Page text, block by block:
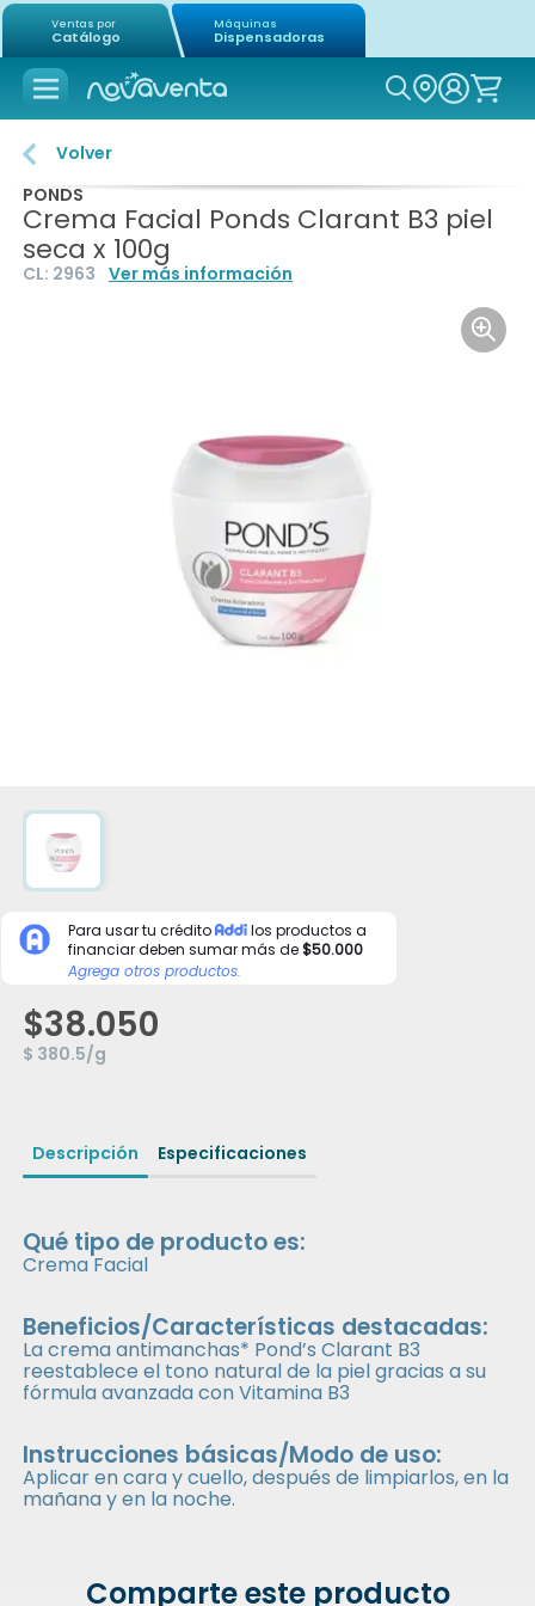
Ventas por
Catálogo
Máquinas
Dispensadoras
Icon of
Volver
PONDS
Crema Facial Ponds Clarant B3 piel
seca x 100g
CL: 2963 Ver más información
Icon
Para usar tu crédito
los productos a
financiar deben sumar más de$50.000
Agrega otros productos.
$38.050
$ 380.5/g
Descripción Especificaciones
Qué tipo de producto es:
Crema Facial
Beneficios/Características destacadas:
La crema antimanchas* Pond’s Clarant B3
reestablece el tono natural de la piel gracias a su
fórmula avanzada con Vitamina B3
Instrucciones básicas/Modo de uso:
Aplicar en cara y cuello, después de limpiarlos, en la
mañana y en la noche.
Comparte este producto